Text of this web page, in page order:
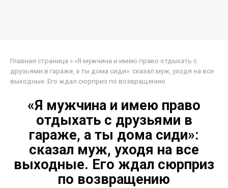
Главная страница » «Я мужчина и имею право отдыхать с
друзьями в гараже, а ты дома сиди»: сказал муж, уходя на все
выходные. Его ждал сюрприз по возвращению
«Я мужчина и имею право
отдыхать с друзьями в
гараже, а ты дома сиди»:
сказал муж, уходя на все
выходные. Его ждал сюрприз
по возвращению